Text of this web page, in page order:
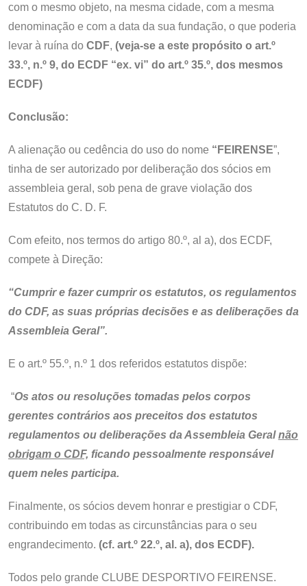
com o mesmo objeto, na mesma cidade, com a mesma
denominação e com a data da sua fundação, o que poderia
levar à ruína do CDF, (veja-se a este propósito o art.º
33.º, n.º 9, do ECDF “ex. vi” do art.º 35.º, dos mesmos
ECDF)
Conclusão:
A alienação ou cedência do uso do nome “FEIRENSE”,
tinha de ser autorizado por deliberação dos sócios em
assembleia geral, sob pena de grave violação dos
Estatutos do C. D. F.
Com efeito, nos termos do artigo 80.º, al a), dos ECDF,
compete à Direção:
“Cumprir e fazer cumprir os estatutos, os regulamentos
do CDF, as suas próprias decisões e as deliberações da
Assembleia Geral”.
E o art.º 55.º, n.º 1 dos referidos estatutos dispõe:
“Os atos ou resoluções tomadas pelos corpos
gerentes contrários aos preceitos dos estatutos
regulamentos ou deliberações da Assembleia Geralnão
obrigam o CDF, ficando pessoalmente responsável
quem neles participa.
Finalmente, os sócios devem honrar e prestigiar o CDF,
contribuindo em todas as circunstâncias para o seu
engrandecimento. (cf. art.º 22.º, al. a), dos ECDF).
Todos pelo grande CLUBE DESPORTIVO FEIRENSE.